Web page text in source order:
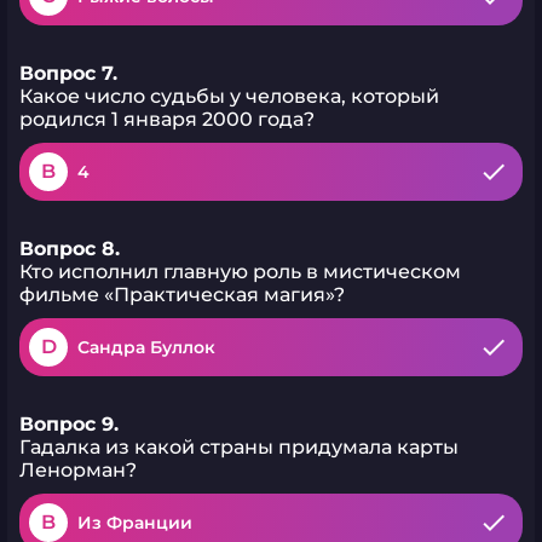
Вопрос 7.
Какое число судьбы у человека, который
родился 1 января 2000 года?
B 4
Вопрос 8.
Кто исполнил главную роль в мистическом
фильме «Практическая магия»?
D Сандра Буллок
Вопрос 9.
Гадалка из какой страны придумала карты
Ленорман?
B Из Франции